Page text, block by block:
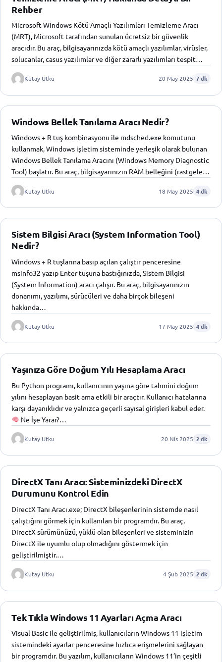
Rehber
Microsoft Windows Kötü Amaçlı Yazılımları Temizleme Aracı
(MRT), Microsoft tarafından sunulan ücretsiz bir güvenlik
aracıdır. Bu araç, bilgisayarınızda kötü amaçlı yazılımlar, virüsler,
solucanlar, casus yazılımlar ve diğer zararlı yazılımları tespit…
Kutay Utku 20 May 2025 7 dk
Windows Bellek Tanılama Aracı Nedir?
Windows + R tuş kombinasyonu ile mdsched.exe komutunu
kullanmak, Windows işletim sisteminde yerleşik olarak bulunan
Windows Bellek Tanılama Aracını (Windows Memory Diagnostic
Tool) başlatır. Bu araç, bilgisayarınızın RAM belleğini (rastgele…
Kutay Utku 18 May 2025 4 dk
Sistem Bilgisi Aracı (System Information Tool)
Nedir?
Windows + R tuşlarına basıp açılan çalıştır penceresine
msinfo32 yazıp Enter tuşuna bastığınızda, Sistem Bilgisi
(System Information) aracı çalışır. Bu araç, bilgisayarınızın
donanımı, yazılımı, sürücüleri ve daha birçok bileşeni
hakkında…
Kutay Utku 17 May 2025 4 dk
Yaşınıza Göre Doğum Yılı Hesaplama Aracı
Bu Python programı, kullanıcının yaşına göre tahmini doğum
yılını hesaplayan basit ama etkili bir araçtır. Kullanıcı hatalarına
karşı dayanıklıdır ve yalnızca geçerli sayısal girişleri kabul eder.
Ne İşe Yarar?…
Kutay Utku 20 Nis 2025 2 dk
DirectX Tanı Aracı: Sisteminizdeki DirectX
Durumunu Kontrol Edin
DirectX Tanı Aracı.exe; DirectX bileşenlerinin sistemde nasıl
çalıştığını görmek için kullanılan bir programdır. Bu araç,
DirectX sürümünüzü, yüklü olan bileşenleri ve sisteminizin
DirectX ile uyumlu olup olmadığını göstermek için
geliştirilmiştir.…
Kutay Utku 4 Şub 2025 2 dk
Tek Tıkla Windows 11 Ayarları Açma Aracı
Visual Basic ile geliştirilmiş, kullanıcıların Windows 11 işletim
sistemindeki ayarlar penceresine hızlıca erişmelerini sağlayan
bir programdır. Bu yazılım, kullanıcıların Windows 11’in çeşitli